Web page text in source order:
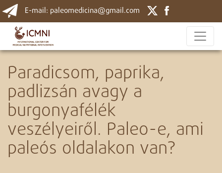
E-mail: paleomedicina@gmail.com
Paradicsom, paprika,
padlizsán avagy a
burgonyafélék
veszélyeiről. Paleo-e, ami
paleós oldalakon van?